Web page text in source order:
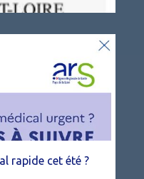
rapide cet été ?